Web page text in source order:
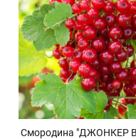
Смородина "ДЖОНКЕР